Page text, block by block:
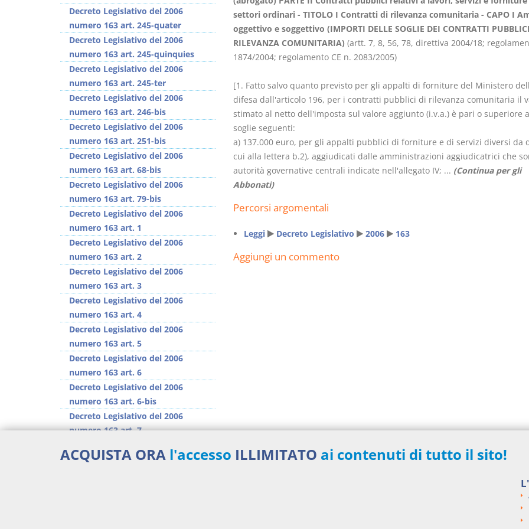
settori ordinari - TITOLO I Contratti di rilevanza comunitaria - CAPO I
oggettivo e soggettivo (IMPORTI DELLE SOGLIE DEI CONTRATTI
RILEVANZA COMUNITARIA) (artt. 7, 8, 56, 78, direttiva 2004/18;
1874/2004; regolamento CE n. 2083/2005)
[1. Fatto salvo quanto previsto per gli appalti di forniture del Ministero
difesa dall'articolo 196, per i contratti pubblici di rilevanza comunitaria il
stimato al netto dell'imposta sul valore aggiunto (i.v.a.) è pari o superiore
soglie seguenti:
a) 137.000 euro, per gli appalti pubblici di forniture e di servizi diversi da
cui alla lettera b.2), aggiudicati dalle amministrazioni aggiudicatrici che
autorità governative centrali indicate nell'allegato IV; ... (Continua per gli
Abbonati)
Percorsi argomentali
Leggi Decreto Legislativo 2006 163
Aggiungi un commento
Decreto Legislativo del 2006
numero 163 art. 245-quater
Decreto Legislativo del 2006
numero 163 art. 245-quinquies
Decreto Legislativo del 2006
numero 163 art. 245-ter
Decreto Legislativo del 2006
numero 163 art. 246-bis
Decreto Legislativo del 2006
numero 163 art. 251-bis
Decreto Legislativo del 2006
numero 163 art. 68-bis
Decreto Legislativo del 2006
numero 163 art. 79-bis
Decreto Legislativo del 2006
numero 163 art. 1
Decreto Legislativo del 2006
numero 163 art. 2
Decreto Legislativo del 2006
numero 163 art. 3
Decreto Legislativo del 2006
numero 163 art. 4
Decreto Legislativo del 2006
numero 163 art. 5
Decreto Legislativo del 2006
numero 163 art. 6
Decreto Legislativo del 2006
numero 163 art. 6-bis
Decreto Legislativo del 2006
numero 163 art. 7
numero 163 art. 8
Usufrutto Uso e
Versione ebook€
Prescrizione e
decadenza
D. Minussi
Versione ebook€
relazione giuridica
D. Minussi
Versione ebook€
D. Minussi
Versione
5,99 (iva
ACQUISTA ORA l'accesso ILLIMITATO ai contenuti di tutto il sito!